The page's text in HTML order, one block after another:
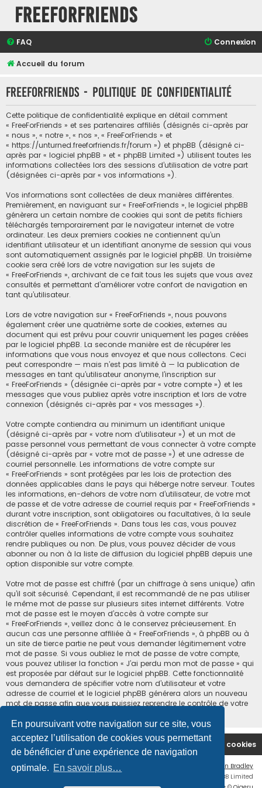
En poursuivant votre navigation sur ce site, vous
acceptez l’utilisation de cookies vous permettant
de bénéficier d’une expérience de navigation
optimale. En savoir plus…
FreeForFriends
FAQ Connexion
Accueil du forum
FreeForFriends - Politique de confidentialité
Cette politique de confidentialité explique en détail comment
« FreeForFriends » et ses partenaires affiliés (désignés ci-après par
« nous », « notre », « nos », « FreeForFriends » et
« https://unturned.freeforfriends.fr/forum ») et phpBB (désigné ci-
après par « logiciel phpBB » et « phpBB Limited ») utilisent toutes les
informations collectées lors des sessions d’utilisation de votre part
(désignées ci-après par « vos informations »).
Vos informations sont collectées de deux manières différentes.
Premièrement, en naviguant sur « FreeForFriends », le logiciel phpBB
génèrera un certain nombre de cookies qui sont de petits fichiers
téléchargés temporairement par le navigateur internet de votre
ordinateur. Les deux premiers cookies ne contiennent qu’un
identifiant utilisateur et un identifiant anonyme de session qui vous
sont automatiquement assignés par le logiciel phpBB. Un troisième
cookie sera créé lors de votre navigation sur les sujets de
« FreeForFriends », archivant de ce fait tous les sujets que vous avez
consultés et permettant d’améliorer votre confort de navigation en
tant qu’utilisateur.
Lors de votre navigation sur « FreeForFriends », nous pouvons
également créer une quatrième sorte de cookies, externes au
document qui est prévu pour couvrir uniquement les pages créées
par le logiciel phpBB. La seconde manière est de récupérer les
informations que vous nous envoyez et que nous collectons. Ceci
peut correspondre — mais n’est pas limité à — la publication de
messages en tant qu’utilisateur anonyme, l’inscription sur
« FreeForFriends » (désignée ci-après par « votre compte ») et les
messages que vous publiez après votre inscription et lors de votre
connexion (désignés ci-après par « vos messages »).
Votre compte contiendra au minimum un identifiant unique
(désigné ci-après par « votre nom d’utilisateur ») et un mot de
passe personnel vous permettant de vous connecter à votre compte
(désigné ci-après par « votre mot de passe ») et une adresse de
courriel personnelle. Les informations de votre compte sur
« FreeForFriends » sont protégées par les lois de protection des
données applicables dans le pays qui héberge notre serveur. Toutes
les informations, en-dehors de votre nom d’utilisateur, de votre mot
de passe et de votre adresse de courriel requis par « FreeForFriends »
durant votre inscription, sont obligatoires ou facultatives, à la seule
discrétion de « FreeForFriends ». Dans tous les cas, vous pouvez
contrôler quelles informations de votre compte vous souhaitez
rendre publiques ou non. De plus, vous pouvez décider de vous
abonner ou non à la liste de diffusion du logiciel phpBB depuis une
option disponible sur votre compte.
Votre mot de passe est chiffré (par un chiffrage à sens unique) afin
qu’il soit sécurisé. Cependant, il est recommandé de ne pas utiliser
le même mot de passe sur plusieurs sites internet différents. Votre
mot de passe est le moyen d’accès à votre compte sur
« FreeForFriends », veillez donc à le conservez précieusement. En
aucun cas une personne affiliée à « FreeForFriends », à phpBB ou à
un site de tierce partie ne peut vous demander légitimement votre
mot de passe. Si vous oubliez le mot de passe de votre compte,
vous pouvez utiliser la fonction « J’ai perdu mon mot de passe » qui
est proposée par défaut sur le logiciel phpBB. Cette fonctionnalité
vous demandera de spécifier votre nom d’utilisateur et votre
adresse de courriel et le logiciel phpBB générera alors un nouveau
mot de passe afin que vous puissiez reprendre le contrôle de votre
Accueil du forum Supprimer les cookies
Ian Bradley
® Forum Software © phpBB Limited